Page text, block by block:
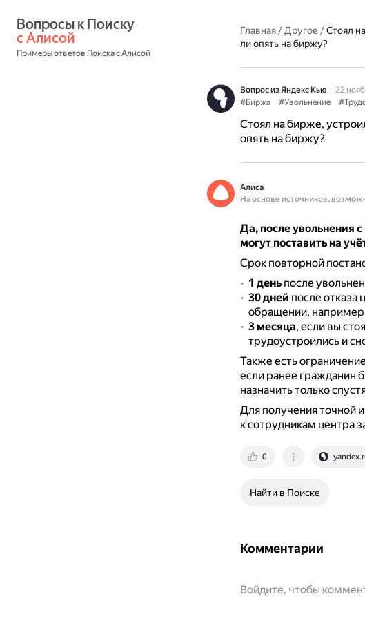
с Алисой
Примеры ответов Поиска с Алисой
Главная/Другое /Стоял
ли опять на биржу?
Вопрос из Яндекс Кью
22
#Биржа
#Увольнение
Стоял на бирже,
опять на биржу?
Алиса
На основе источников,
Да, после увольнения
могут поставить на
Срок повторной
1 деньпосле
30 дней после отказа
обращении,
3 месяца, если вы
трудоустроились и
Также есть
если ранее гражданин
назначить только
Для получения точной
к сотрудникам центра
0
Найти в Поиске
Комментарии
Войдите, чтобы